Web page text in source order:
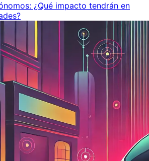
¿Qué impacto tendrán en